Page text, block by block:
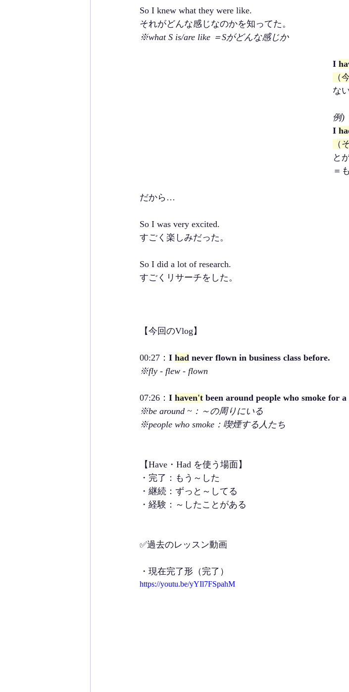
So I knew what they were like.
それがどんな感じなのかを知ってた。
※what S is/are like ＝Sがどんな感じか
I
（
な
例)
I
（
と
＝
だから…
So I was very excited.
すごく楽しみだった。
So I did a lot of research.
すごくリサーチをした。
【今回のVlog】
00:27： I had never flown in business class before.
※fly - flew - flown
07:26： I haven't been around people who smoke for
※be around ~：～の周りにいる
※people who smoke：喫煙する人たち
【Have・Had を使う場面】
・完了：もう～した
・継続：ずっと～してる
・経験：～したことがある
✅過去のレッスン動画
・現在完了形（完了）
https://youtu.be/yYIl7FSpahM